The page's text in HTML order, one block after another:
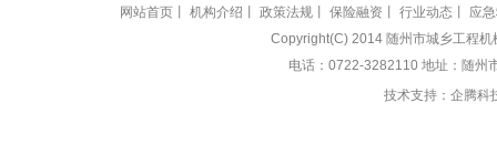
网站首页丨 机构介绍 政策法规丨 保险融资 行业动态
应
Copyright(C) 2014 随州市城乡工程
电话：0722-3282110 地址：随州
技术支持： 企腾科